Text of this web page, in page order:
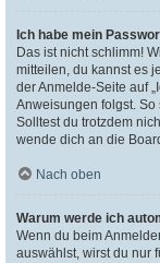
Ich habe mein
Das ist nicht schlimm!
mitteilen, du kannst es
der Anmelde-Seite auf
Anweisungen folgst.
Solltest du trotzdem
wende dich an die
Nach oben
Warum werde ich
Wenn du beim
auswählst, wirst du nur